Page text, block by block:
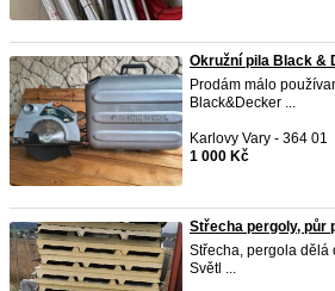
Okružní pila Black &
Prodám málo
Black&Decker ...
Karlovy Vary - 364 01
1 000 Kč
Střecha pergoly, půr
Střecha, pergola dělá
Světl ...